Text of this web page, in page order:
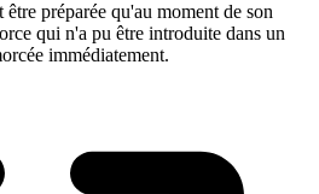
préparée qu'au moment de son
qui n'a pu être introduite dans un
immédiatement.